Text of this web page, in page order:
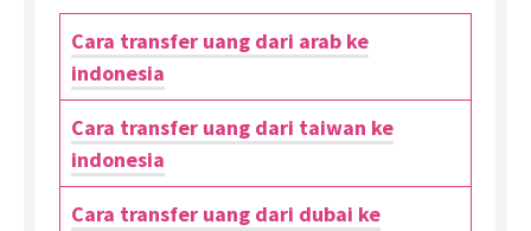
Cara transfer uang dari arab ke
indonesia
Cara transfer uang dari taiwan ke
indonesia
Cara transfer uang dari dubai ke